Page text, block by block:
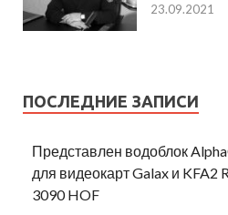
23.09.2021
ПОСЛЕДНИЕ ЗАПИСИ
Представлен водоблок
для видеокарт Galax и KFA2
3090 HOF